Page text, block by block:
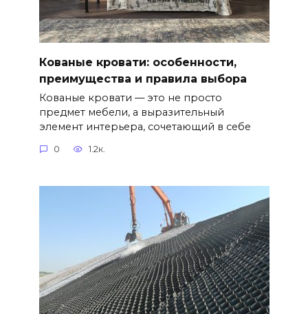
Кованые кровати: особенности,
преимущества и правила выбора
Кованые кровати — это не просто
предмет мебели, а выразительный
элемент интерьера, сочетающий в себе
0 1.2к.